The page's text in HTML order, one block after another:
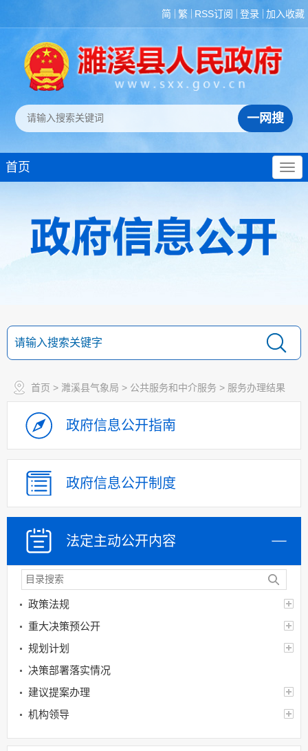
简 繁 RSS订阅 登录 加入收藏
首页
首页 > 濉溪县气象局 > 公共服务和中介服务 > 服务办理结果
政府信息公开指南
政府信息公开制度
法定主动公开内容
政策法规
重大决策预公开
规划计划
决策部署落实情况
建议提案办理
机构领导
机构设置